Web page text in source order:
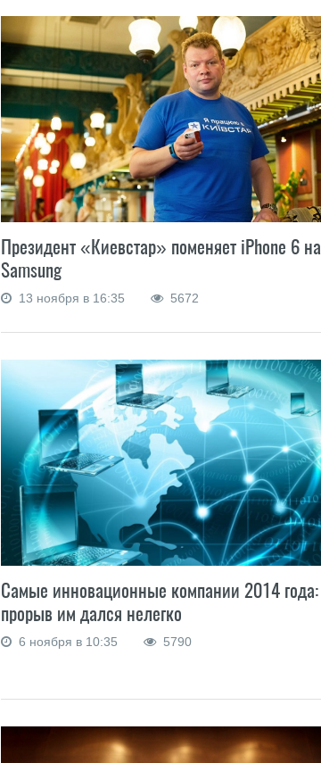
Президент «Киевстар» поменяет iPhone 6 на
Samsung
13 ноября в 16:35 5672
Самые инновационные компании 2014 года:
прорыв им дался нелегко
6 ноября в 10:35 5790